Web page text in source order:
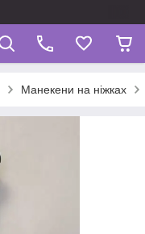
Манекени на ніжках